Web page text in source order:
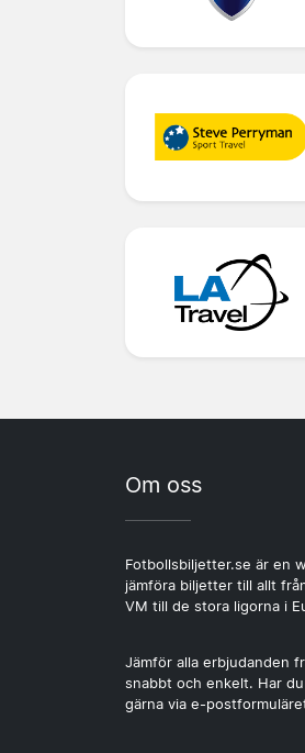
Om oss
Fotbollsbiljetter.se är en
jämföra biljetter till allt
VM till de stora ligorna i
Jämför alla erbjudanden
snabbt och enkelt. Har
gärna via e-